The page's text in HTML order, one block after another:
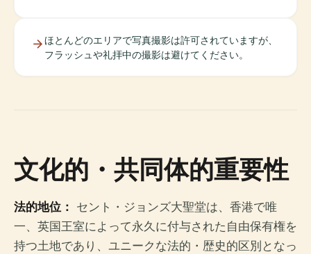
ほとんどのエリアで写真撮影は許可されていますが、
フラッシュや礼拝中の撮影は避けてください。
文化的・共同体的重要性
法的地位： セント・ジョンズ大聖堂は、香港で唯
一、英国王室によって永久に付与された自由保有権を
持つ土地であり、ユニークな法的・歴史的区別となっ